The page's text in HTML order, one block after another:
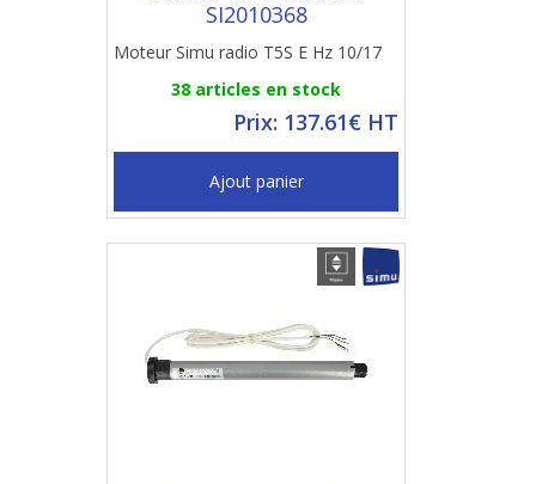
SI2010368
Moteur Simu radio T5S E Hz 10/17
38 articles en stock
Prix: 137.61€ HT
Ajout panier